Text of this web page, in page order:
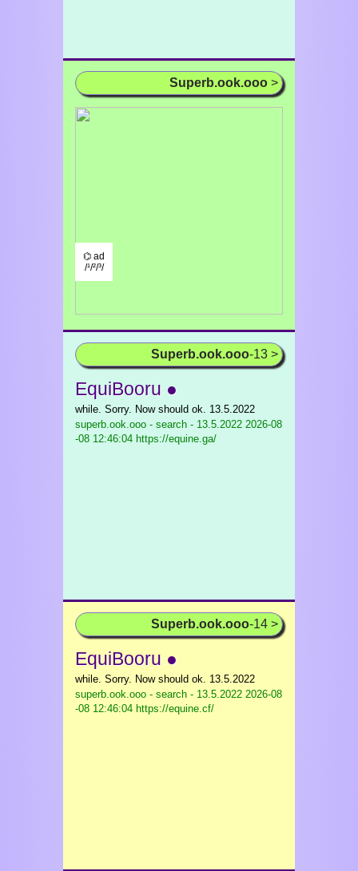
Superb.ook.ooo >
⌬ ad
/¹/²/³/
Superb.ook.ooo-13 >
EquiBooru ●
while. Sorry. Now should ok. 13.5.2022
superb.ook.ooo - search - 13.5.2022 2026-08
-08 12:46:04 https://equine.ga/
Superb.ook.ooo-14 >
EquiBooru ●
while. Sorry. Now should ok. 13.5.2022
superb.ook.ooo - search - 13.5.2022 2026-08
-08 12:46:04 https://equine.cf/